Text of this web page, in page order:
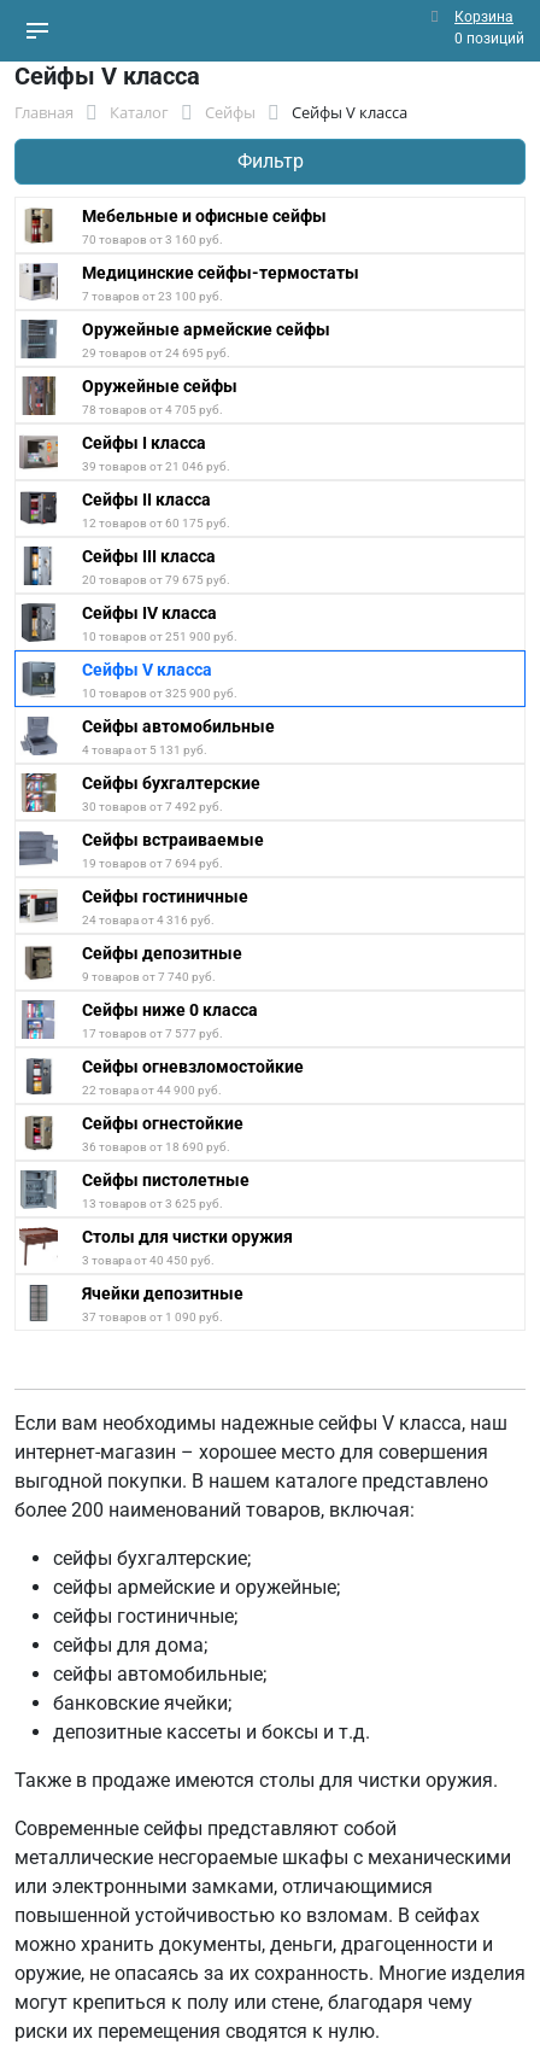
Корзина
0 позиций
Сейфы V класса
Главная Каталог Сейфы Сейфы V класса
Фильтр
Мебельные и офисные сейфы
70 товаров от 3 160 руб.
Медицинские сейфы-термостаты
7 товаров от 23 100 руб.
Оружейные армейские сейфы
29 товаров от 24 695 руб.
Оружейные сейфы
78 товаров от 4 705 руб.
Сейфы I класса
39 товаров от 21 046 руб.
Сейфы II класса
12 товаров от 60 175 руб.
Сейфы III класса
20 товаров от 79 675 руб.
Сейфы IV класса
10 товаров от 251 900 руб.
Сейфы V класса
10 товаров от 325 900 руб.
Сейфы автомобильные
4 товара от 5 131 руб.
Сейфы бухгалтерские
30 товаров от 7 492 руб.
Сейфы встраиваемые
19 товаров от 7 694 руб.
Сейфы гостиничные
24 товара от 4 316 руб.
Сейфы депозитные
9 товаров от 7 740 руб.
Сейфы ниже 0 класса
17 товаров от 7 577 руб.
Сейфы огневзломостойкие
22 товара от 44 900 руб.
Сейфы огнестойкие
36 товаров от 18 690 руб.
Сейфы пистолетные
13 товаров от 3 625 руб.
Столы для чистки оружия
3 товара от 40 450 руб.
Ячейки депозитные
37 товаров от 1 090 руб.
Если вам необходимы надежные сейфы V класса, наш
интернет-магазин – хорошее место для совершения
выгодной покупки. В нашем каталоге представлено
более 200 наименований товаров, включая:
сейфы бухгалтерские;
сейфы армейские и оружейные;
сейфы гостиничные;
сейфы для дома;
сейфы автомобильные;
банковские ячейки;
депозитные кассеты и боксы и т.д.
Также в продаже имеются столы для чистки оружия.
Современные сейфы представляют собой
металлические несгораемые шкафы с механическими
или электронными замками, отличающимися
повышенной устойчивостью ко взломам. В сейфах
можно хранить документы, деньги, драгоценности и
оружие, не опасаясь за их сохранность. Многие изделия
могут крепиться к полу или стене, благодаря чему
риски их перемещения сводятся к нулю.